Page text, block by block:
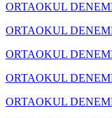
ORTAOKUL
ORTAOKUL
ORTAOKUL
ORTAOKUL
ORTAOKUL